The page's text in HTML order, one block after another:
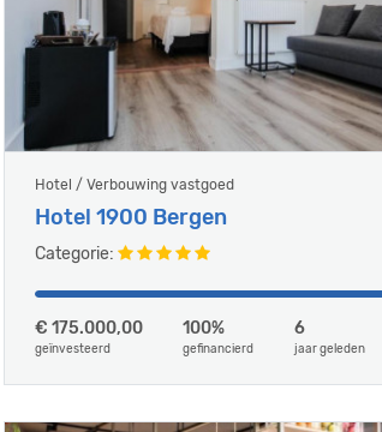
Hotel / Verbouwing vastgoed
Hotel 1900 Bergen
Categorie:
€ 175.000,00
geïnvesteerd
100%
gefinancierd
6
jaar geleden